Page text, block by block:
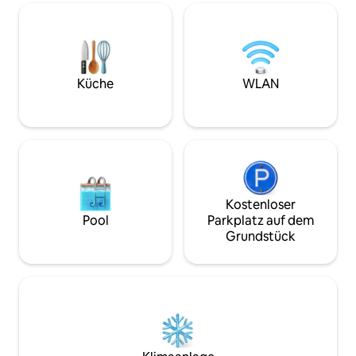
kurzen Urlaub
separater
Kleiner
Gemütliches
und Blick auf den
Backofen und
Internet Ruhige Lage, 7 Minuten vom
Eine Minute vom
entfernt. Wir wünschen Ihnen einen
angenehmen
Küche WLAN
Pool
Kostenloser
Parkplatz auf dem
Grundstück